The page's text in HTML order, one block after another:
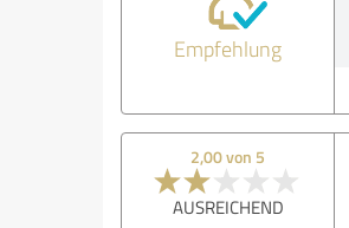
Empfehlung
2,00 von 5
AUSREICHEND